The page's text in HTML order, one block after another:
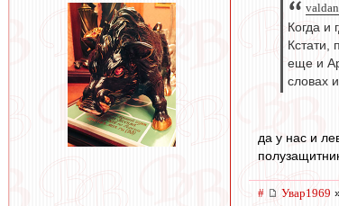
Когда и
Кстати,
еще и
словах
да у нас и
# Увар1969